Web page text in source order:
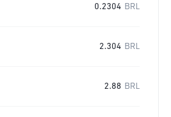
0.2304 BRL
2.304 BRL
2.88 BRL